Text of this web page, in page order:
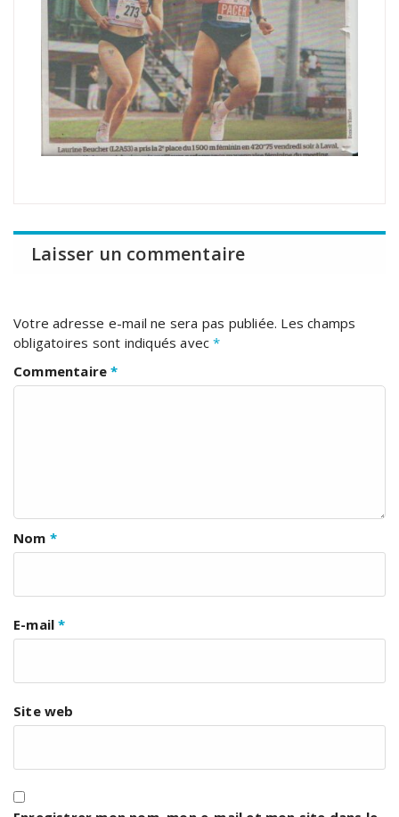
Laisser un commentaire
Votre adresse e-mail ne sera pas publiée. Les champs
obligatoires sont indiqués avec*
Commentaire*
Nom *
E-mail*
Site web